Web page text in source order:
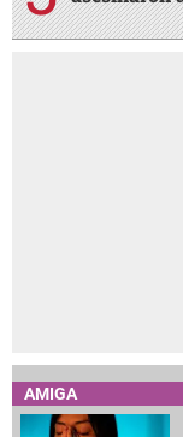
AMIGA